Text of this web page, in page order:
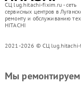
СЦ lug.hitachi-fixim.ru - сеть
сервисных центров в
ремонту и обслуживанию
HITACHI
2021-2026 © СЦ
Мы ремонтируем